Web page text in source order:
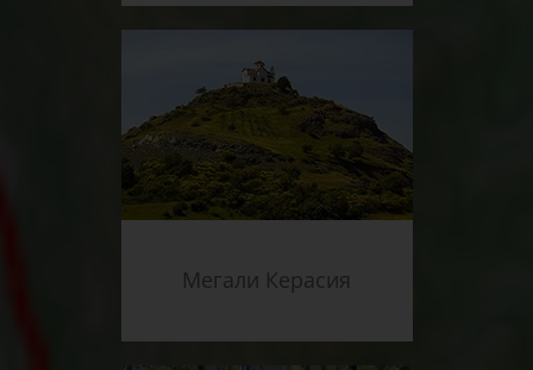
Мегали Керасия